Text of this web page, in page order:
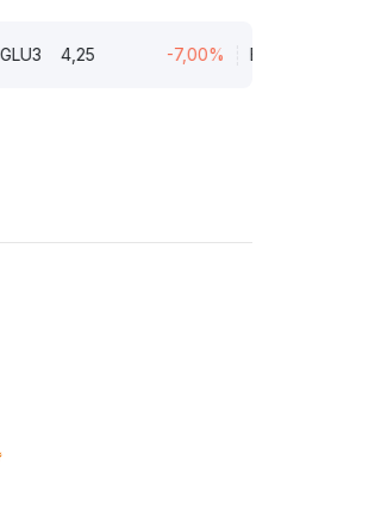
4,25 -7,00% ENGI11